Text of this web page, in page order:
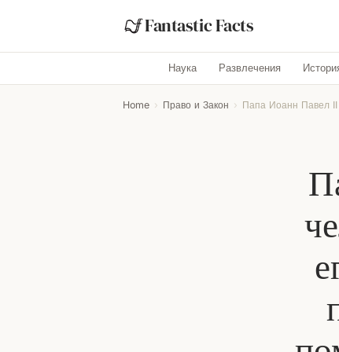
Fantastic Facts
Наука Развлечения
Home › Право и Закон › Папа Иоанн Павел II